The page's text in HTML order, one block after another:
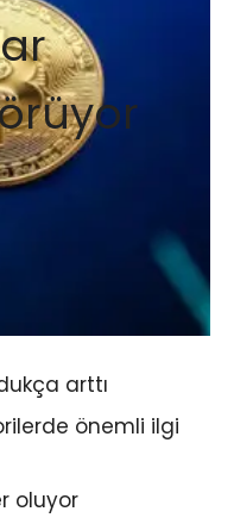
arttı
önemli ilgi
oluyor